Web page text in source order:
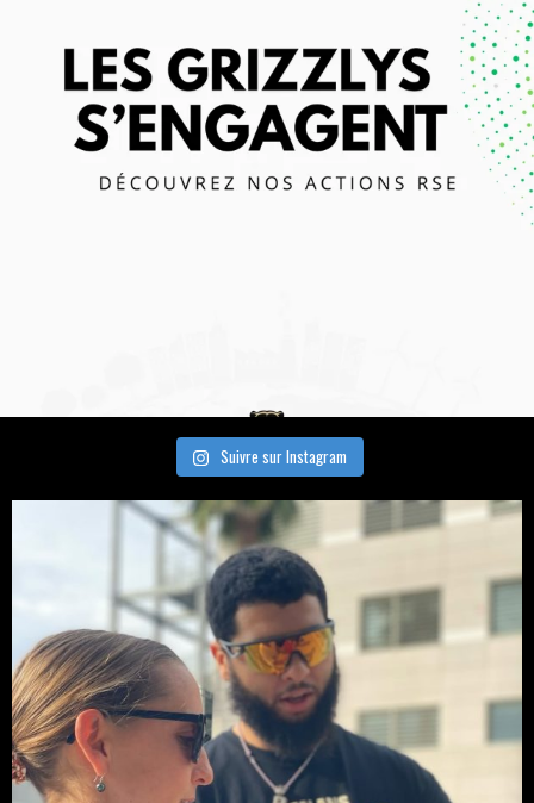
Suivre sur Instagram